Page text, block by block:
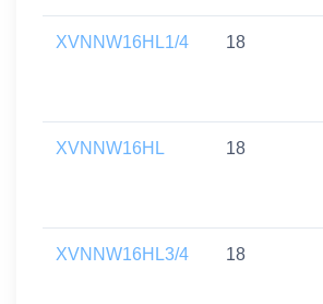
XVNNW16HL1/4 18
XVNNW16HL 18
XVNNW16HL3/4 18